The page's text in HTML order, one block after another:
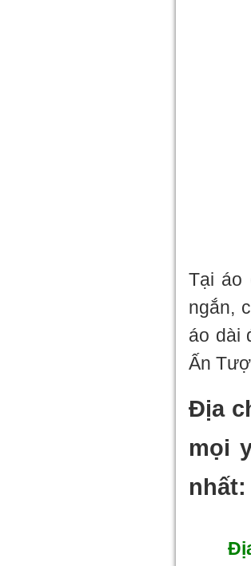
Tại áo
ngắn,
áo dài
Ấn
Địa
mọi
nhất: